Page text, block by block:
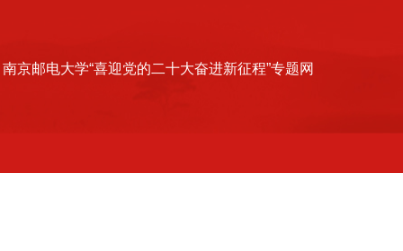
南京邮电大学“喜迎党的二十大奋进新征程”专题网